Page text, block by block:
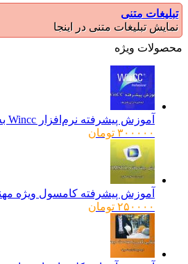
متنی
تبلیغات متنی در اینجا
ویژه
آموزش پیشرفته نرم‌افزار Wincc به صورت تصویری
۳۰۰۰۰۰ تومان
آموزش پیشرفته کامسول ویژه
۲۵۰۰۰۰ تومان